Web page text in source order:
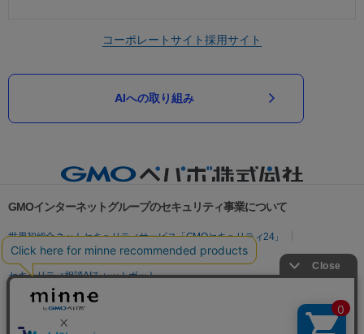
コーポレートサイト採用サイト
AIへの取り組み
GMOインターネットグループのセキュリティ事業について
世界初総合ネットセキュリティサービス「GMOセキュリティ24」
パスワード漏洩診断
Webサイトリスク診断
セキュリティ相談AIチャットボット
実在証明・盗聴対策